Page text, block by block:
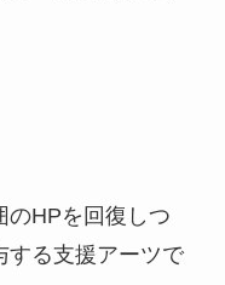
のHPを回復しつ
する支援アーツで